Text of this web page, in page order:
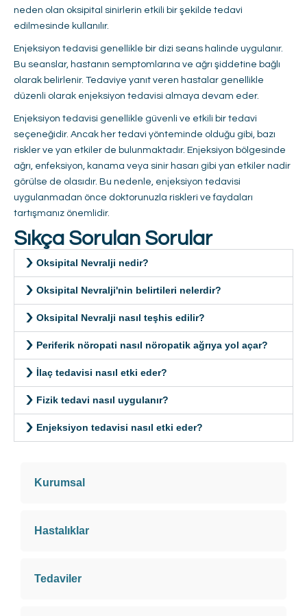
Kurumsal
Hastalıklar
Tedaviler
neden olan oksipital sinirlerin etkili bir şekilde tedavi
edilmesinde kullanılır.
Enjeksiyon tedavisi genellikle bir dizi seans halinde uygulanır.
Bu seanslar, hastanın semptomlarına ve ağrı şiddetine bağlı
olarak belirlenir. Tedaviye yanıt veren hastalar genellikle
düzenli olarak enjeksiyon tedavisi almaya devam eder.
Enjeksiyon tedavisi genellikle güvenli ve etkili bir tedavi
seçeneğidir. Ancak her tedavi yönteminde olduğu gibi, bazı
riskler ve yan etkiler de bulunmaktadır. Enjeksiyon bölgesinde
ağrı, enfeksiyon, kanama veya sinir hasarı gibi yan etkiler nadir
görülse de olasıdır. Bu nedenle, enjeksiyon tedavisi
uygulanmadan önce doktorunuzla riskleri ve faydaları
tartışmanız önemlidir.
Sıkça Sorulan Sorular
Oksipital Nevralji nedir?
Oksipital Nevralji'nin belirtileri nelerdir?
Oksipital Nevralji nasıl teşhis edilir?
Periferik nöropati nasıl nöropatik ağrıya yol açar?
İlaç tedavisi nasıl etki eder?
Fizik tedavi nasıl uygulanır?
Enjeksiyon tedavisi nasıl etki eder?